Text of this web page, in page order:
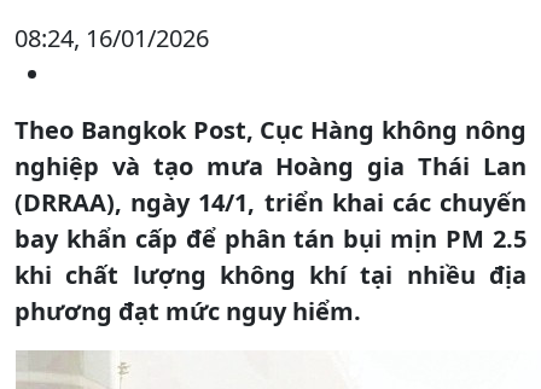
08:24, 16/01/2026
Theo Bangkok Post, Cục Hàng không nông
nghiệp và tạo mưa Hoàng gia Thái Lan
(DRRAA), ngày 14/1, triển khai các chuyến
bay khẩn cấp để phân tán bụi mịn PM 2.5
khi chất lượng không khí tại nhiều địa
phương đạt mức nguy hiểm.